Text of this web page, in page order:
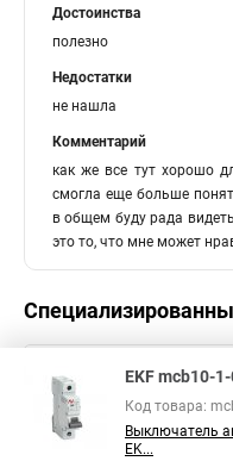
Достоинства
полезно
Недостатки
не нашла
Комментарий
как же все тут хорошо
смогла еще больше
в общем буду рада
это то, что мне может
EKF mcb10-
Код товара:
Выключатель
EK...